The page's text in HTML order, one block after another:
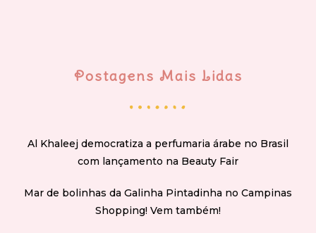
Postagens Mais Lidas
Al Khaleej democratiza a perfumaria árabe no Brasil
com lançamento na Beauty Fair
Mar de bolinhas da Galinha Pintadinha no Campinas
Shopping! Vem também!